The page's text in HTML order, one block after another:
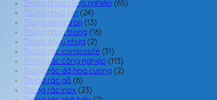
Thùng nhựa công nghiệp (65)
Thùng nhựa lớn (24)
Thùng nhựa tròn (13)
Thùng nhựa trong (16)
Thùng phuy nhựa (2)
Thùng rác composite (31)
Thùng rác công nghiệp (113)
Thùng rác đá hoa cương (2)
Thùng rác gỗ (6)
Thùng rác inox (23)